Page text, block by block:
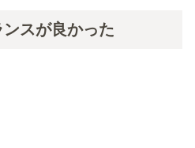
スが良かった